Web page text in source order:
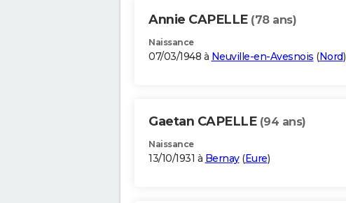
Annie CAPELLE (78 ans)
Naissance
07/03/1948 à Neuville-en-Avesnois (Nord)
Gaetan CAPELLE (94 ans)
Naissance
13/10/1931 à Bernay(Eure)